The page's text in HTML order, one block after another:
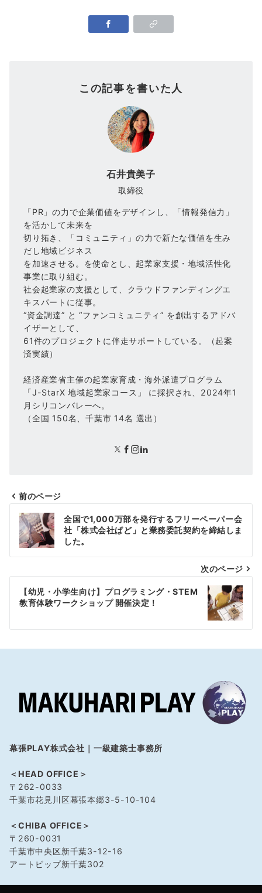
この記事を書いた人
石井貴美子
取締役
「PR」の力で企業価値をデザインし、「情報発信力」
を活かして未来を
切り拓き、「コミュニティ」の力で新たな価値を生み
だし地域ビジネス
を加速させる。を使命とし、起業家支援・地域活性化
事業に取り組む。
社会起業家の支援として、クラウドファンディングエ
キスパートに従事。
“資金調達” と “ファンコミュニティ” を創出するアドバ
イザーとして、
61件のプロジェクトに伴走サポートしている。（起案
済実績）
経済産業省主催の起業家育成・海外派遣プログラム
「J-StarX 地域起業家コース」 に採択され、2024年1
月シリコンバレーへ。
（全国 150名、千葉市 14名 選出）
投
稿
ナ
ビ
シ
ョ
前のページ
全国で1,000万部を発行するフリーペーパー会
社「株式会社ぱど」と業務委託契約を締結しま
した。
次のページ
【幼児・小学生向け】プログラミング・STEM
教育体験ワークショップ 開催決定！
幕張PLAY株式会社｜一級建築士事務所
＜HEAD OFFICE＞
〒262-0033
千葉市花見川区幕張本郷3-5-10-104
＜CHIBA OFFICE＞
〒260-0031
千葉市中央区新千葉3-12-16
アートビップ新千葉302